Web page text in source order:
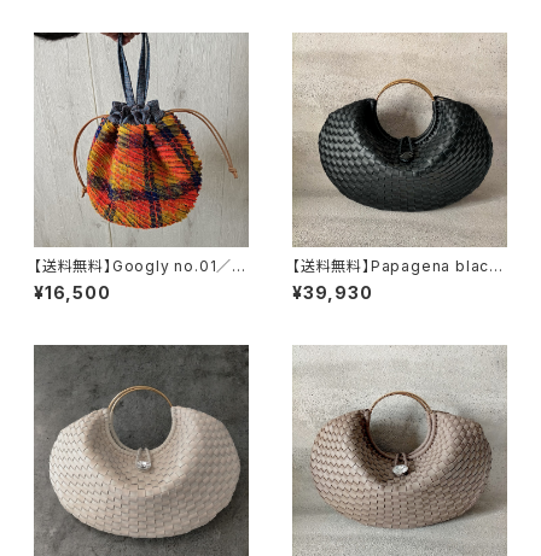
【送料無料】Googly no.01／ス
ラッシュキルトの巾着バッグ
¥16,500
【送料無料】Papagena black
／手編みの本革ハンドバッグ
¥39,930